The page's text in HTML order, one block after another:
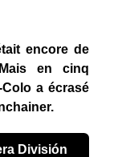
encore de
en cinq
a écrasé
División